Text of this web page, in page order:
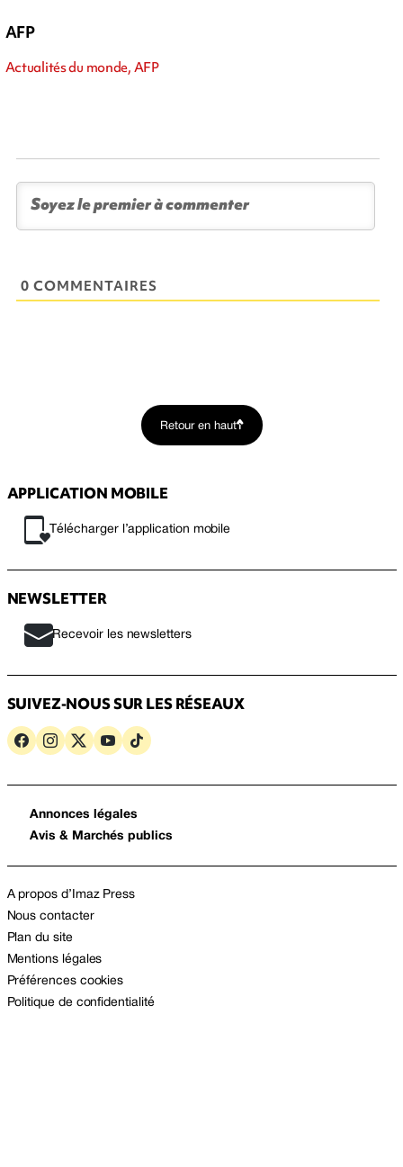
AFP
Actualités du monde, AFP
0 COMMENTAIRES
Retour en haut
APPLICATION MOBILE
Télécharger l’application mobile
NEWSLETTER
Recevoir les newsletters
SUIVEZ-NOUS SUR LES RÉSEAUX
Annonces légales
Avis & Marchés publics
A propos d’Imaz Press
Nous contacter
Plan du site
Mentions légales
Préférences cookies
Politique de confidentialité